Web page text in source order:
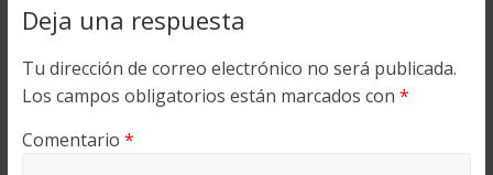
Deja una respuesta
Tu dirección de correo electrónico no será publicada.
Los campos obligatorios están marcados con *
Comentario *